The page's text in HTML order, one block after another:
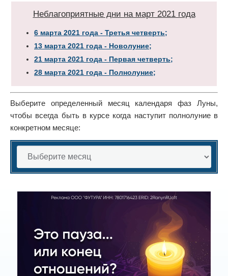
Неблагоприятные дни на март 2021 года
6 марта 2021 года - Третья четверть;
13 марта 2021 года - Новолуние;
21 марта 2021 года - Первая четверть;
28 марта 2021 года - Полнолуние;
Выберите определенный месяц календаря фаз Луны,
чтобы всегда быть в курсе когда наступит полнолуние в
конкретном месяце: